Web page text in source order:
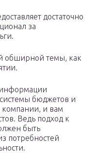
достаточно
за
обширной темы, как
информации
бюджетов и
и вам
Ведь подход к
быть
потребностей